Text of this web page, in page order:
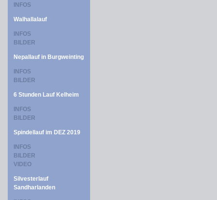
INFOS
Walhallalauf
INFOS
BILDER
Nepallauf in Burgweinting
INFOS
BILDER
6 Stunden Lauf Kelheim
INFOS
BILDER
Spindellauf im DEZ 2019
INFOS
BILDER
VIDEO
Silvesterlauf
Sandharlanden